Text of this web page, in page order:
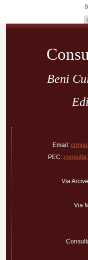
Beni
Email:
PEC:
Via
Via